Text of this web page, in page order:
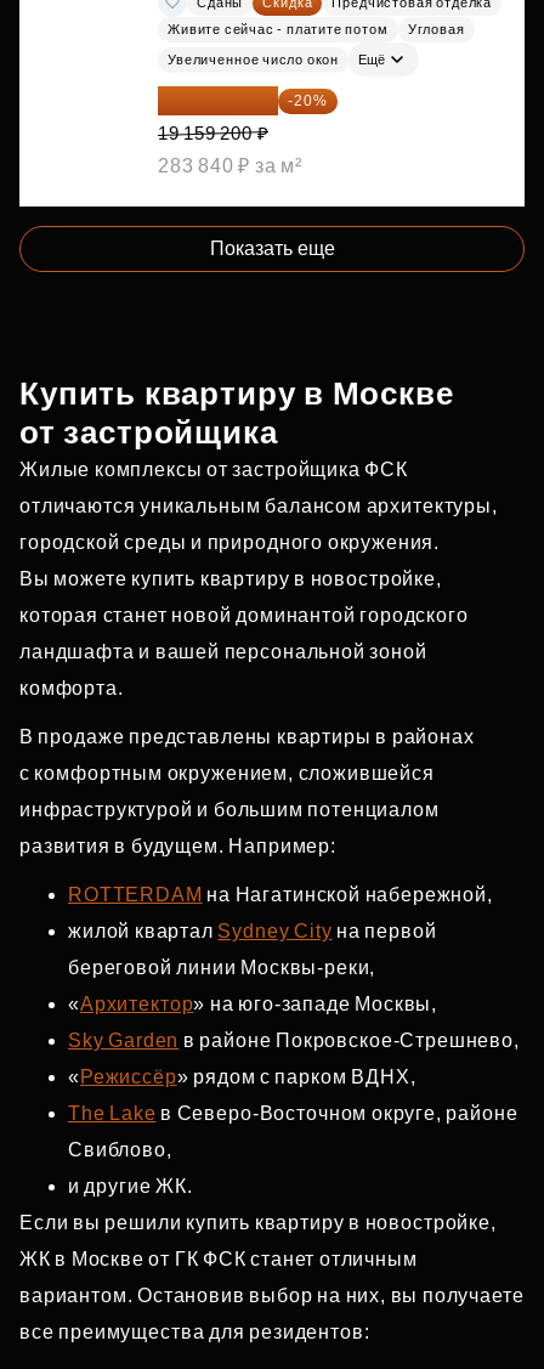
Живите сейчас - платите потом
Угловая
Увеличенное число окон Ещё
15 327 360 ₽ -20%
19 159 200 ₽
283 840 ₽ за м²
Показать еще
Купить квартиру в Москве
от застройщика
Жилые комплексы от застройщика ФСК
отличаются уникальным балансом архитектуры,
городской среды и природного окружения.
Вы можете купить квартиру в новостройке,
которая станет новой доминантой городского
ландшафта и вашей персональной зоной
комфорта.
В продаже представлены квартиры в районах
с комфортным окружением, сложившейся
инфраструктурой и большим потенциалом
развития в будущем. Например:
ROTTERDAM на Нагатинской набережной,
жилой квартал Sydney City на первой
береговой линии Москвы‑реки,
«Архитектор» на юго‑западе Москвы,
Sky Garden в районе Покровское‑Стрешнево,
«Режиссёр» рядом с парком ВДНХ,
The Lake в Северо‑Восточном округе, районе
Свиблово,
и другие ЖК.
Если вы решили купить квартиру в новостройке,
ЖК в Москве от ГК ФСК станет отличным
вариантом. Остановив выбор на них, вы получаете
все преимущества для резидентов: